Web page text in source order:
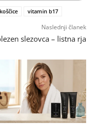
vitamin b17
Naslednji članek
slezovca – listna rja